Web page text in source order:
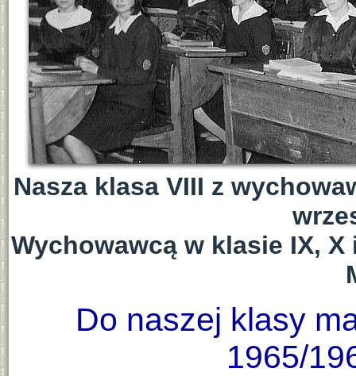
Nasza klasa VIII z
Wychowawcą w klasie IX, X
Do naszej klasy
1965/